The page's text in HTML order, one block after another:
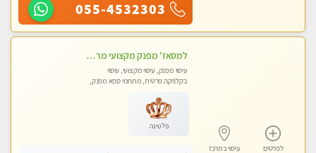
055-4532303
לפרטים
עיסוי במרכז
למסאז' מפנק מקצועי מרגיע ומשחרר את כל הגוף! מומלץ מאוד -ללא מין! בהוד- השרון
עיסוי מפנק, עיסוי מקצועי, עיסוי
בקלניקה פרטית, מתחמי ספא מפנק,
פלטינה